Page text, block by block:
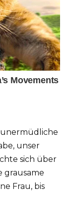
unser
sich über
grausame
Frau, bis